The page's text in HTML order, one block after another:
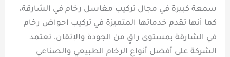
سمعة كبيرة في مجال تركيب مغاسل رخام في الشارقة،
كما أنها تقدم خدماتها المتميزة في تركيب احواض رخام
في الشارقة بمستوى راقٍ من الجودة والإتقان. تعتمد
الشركة على أفضل أنواع الرخام الطبيعي والصناعي